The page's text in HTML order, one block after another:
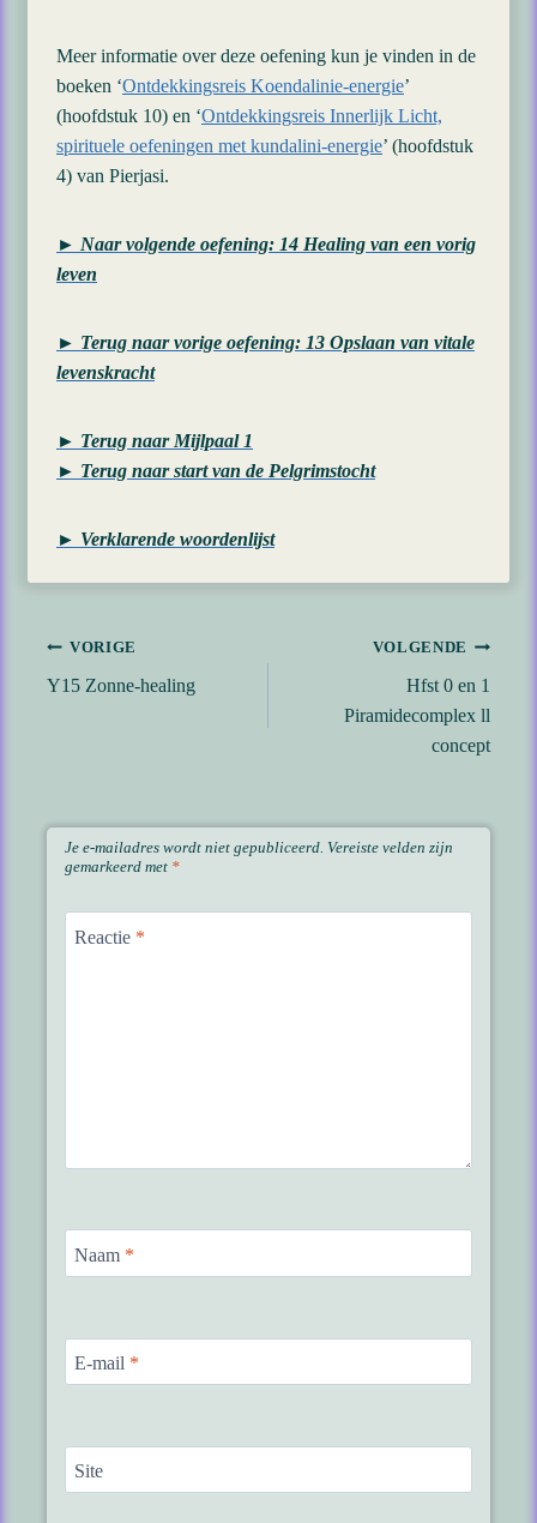
Meer informatie over deze oefening kun je vinden in de
boeken ‘Ontdekkingsreis Koendalinie-energie’
(hoofdstuk 10) en ‘Ontdekkingsreis Innerlijk Licht,
spirituele oefeningen met kundalini-energie’ (hoofdstuk
4) van Pierjasi.
► Naar volgende oefening: 14 Healing van een vorig
leven
► Terug naar vorige oefening: 13 Opslaan van vitale
levenskracht
► Terug naar Mijlpaal 1
► Terug naar start van de Pelgrimstocht
► Verklarende woordenlijst
Bericht
navigatie
VORIGE
Y15 Zonne-healing
VOLGENDE
Hfst 0 en 1
Piramidecomplex ll
concept
Je e-mailadres wordt niet gepubliceerd. Vereiste velden zijn
gemarkeerd met *
Reactie *
Naam *
E-mail *
Site